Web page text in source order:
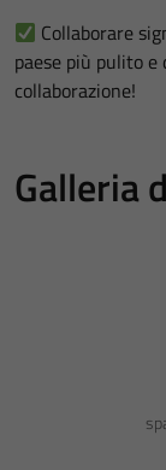
Collaborare
paese più pulito e
collaborazione!
Galleria